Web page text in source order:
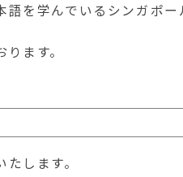
語を学んでいるシンガポ
ます。
します。